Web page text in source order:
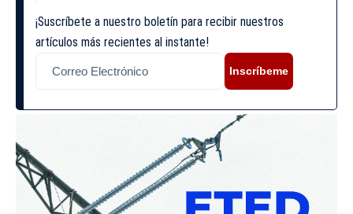
¡Suscríbete a nuestro boletín para recibir nuestros
artículos más recientes al instante!
Inscríbeme